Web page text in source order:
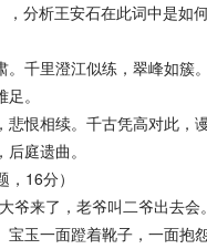
分析王安石在此词中是如
千里澄江似练，翠峰如簇
。
恨相续。千古凭高对此，
庭遗曲。
16分）
来了，老爷叫二爷出去会
玉一面蹬着靴子，一面抱